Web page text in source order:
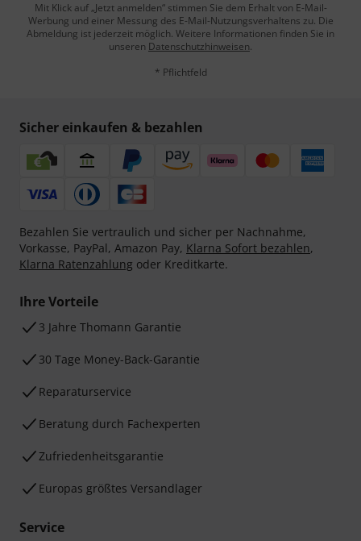
Mit Klick auf „Jetzt anmelden“ stimmen Sie dem Erhalt von E-Mail-
Werbung und einer Messung des E-Mail-Nutzungsverhaltens zu. Die
Abmeldung ist jederzeit möglich. Weitere Informationen finden Sie in
unseren Datenschutzhinweisen.
* Pflichtfeld
Sicher einkaufen & bezahlen
Bezahlen Sie vertraulich und sicher per Nachnahme,
Vorkasse, PayPal, Amazon Pay, Klarna Sofort bezahlen,
Klarna Ratenzahlung oder Kreditkarte.
Ihre Vorteile
3 Jahre Thomann Garantie
30 Tage Money-Back-Garantie
Reparaturservice
Beratung durch Fachexperten
Zufriedenheitsgarantie
Europas größtes Versandlager
Service